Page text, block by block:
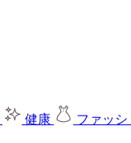
健康 ファッシ